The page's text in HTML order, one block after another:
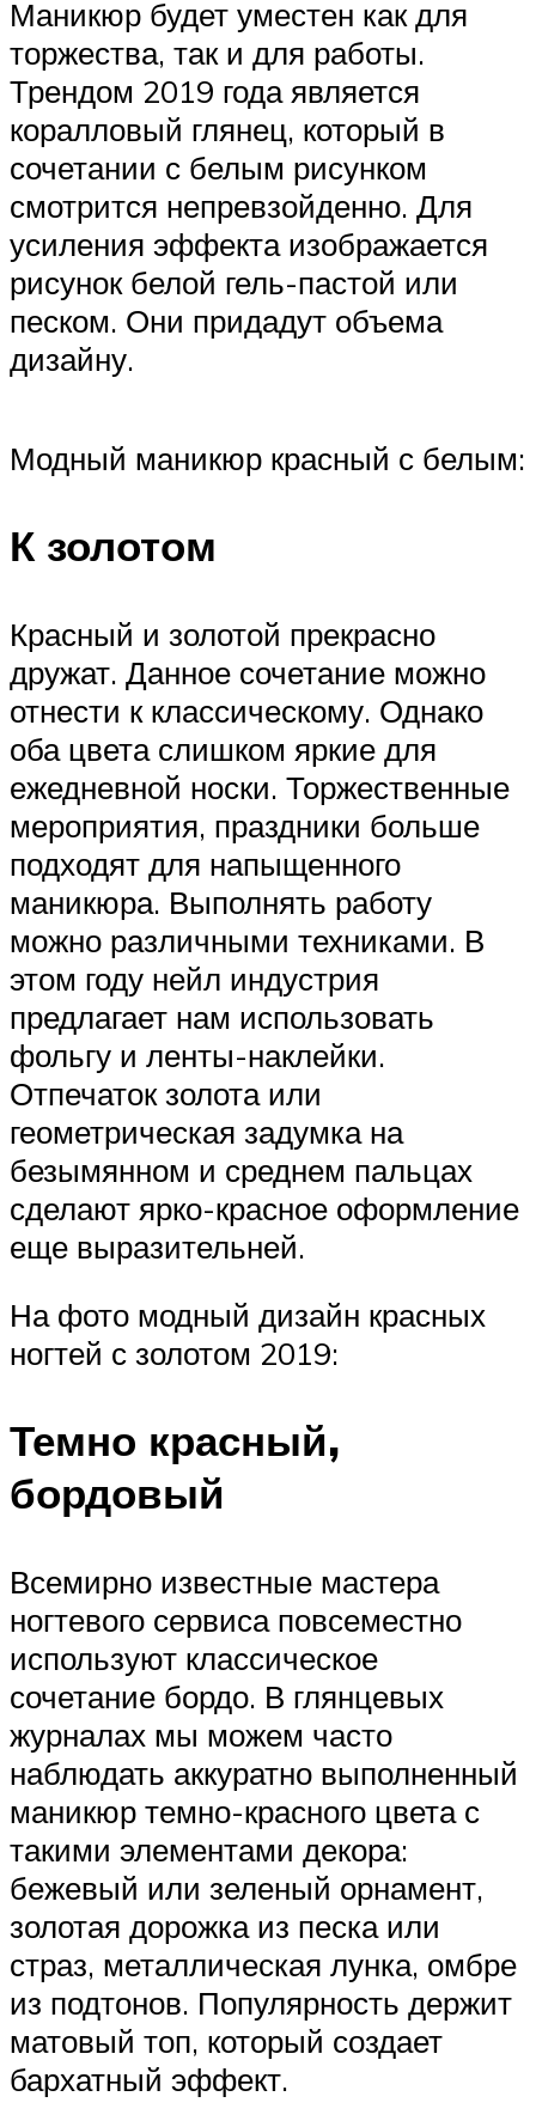
Маникюр будет уместен как для
торжества, так и для работы.
Трендом 2019 года является
коралловый глянец, который в
сочетании с белым рисунком
смотрится непревзойденно. Для
усиления эффекта изображается
рисунок белой гель-пастой или
песком. Они придадут объема
дизайну.
Модный маникюр красный с белым:
К золотом
Красный и золотой прекрасно
дружат. Данное сочетание можно
отнести к классическому. Однако
оба цвета слишком яркие для
ежедневной носки. Торжественные
мероприятия, праздники больше
подходят для напыщенного
маникюра. Выполнять работу
можно различными техниками. В
этом году нейл индустрия
предлагает нам использовать
фольгу и ленты-наклейки.
Отпечаток золота или
геометрическая задумка на
безымянном и среднем пальцах
сделают ярко-красное оформление
еще выразительней.
На фото модный дизайн красных
ногтей с золотом 2019:
Темно красный,
бордовый
Всемирно известные мастера
ногтевого сервиса повсеместно
используют классическое
сочетание бордо. В глянцевых
журналах мы можем часто
наблюдать аккуратно выполненный
маникюр темно-красного цвета с
такими элементами декора:
бежевый или зеленый орнамент,
золотая дорожка из песка или
страз, металлическая лунка, омбре
из подтонов. Популярность держит
матовый топ, который создает
бархатный эффект.